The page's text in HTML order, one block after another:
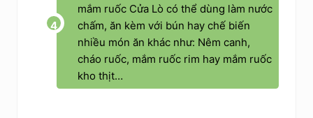
mắm ruốc Cửa Lò có thể dùng làm nước
chấm, ăn kèm với bún hay chế biến
nhiều món ăn khác như: Nêm canh,
cháo ruốc, mắm ruốc rim hay mắm ruốc
kho thịt…